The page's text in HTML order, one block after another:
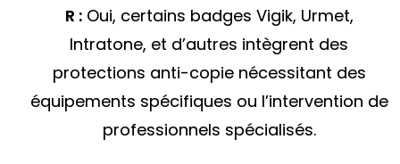
R :Oui, certains badges Vigik, Urmet,
Intratone, et d’autres intègrent des
protections anti-copie nécessitant des
équipements spécifiques ou l’intervention de
professionnels spécialisés.